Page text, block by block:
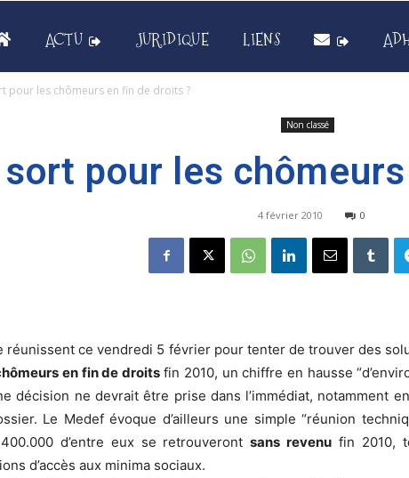
ACTU JURIDIQUE LIENS
pour les chômeurs en fin de droits ?
Non classé
sort pour les
4 février 2010 0
réunissent ce vendredi 5 février pour tenter de trouver des
en fin de droitsfin 2010, un chiffre en hausse
décision ne devrait être prise dans l’immédiat, notamment
Le Medef évoque d’ailleurs une simple “réunion
d’entre eux se retrouverontsans revenu fin 2010,
d’accès aux minima sociaux.